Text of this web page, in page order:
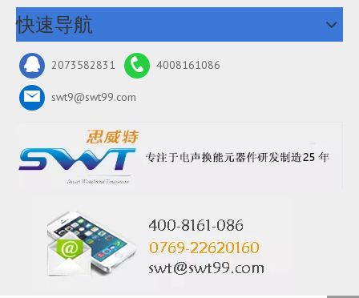
快速导航
2073582831 4008161086
swt9@swt99.com